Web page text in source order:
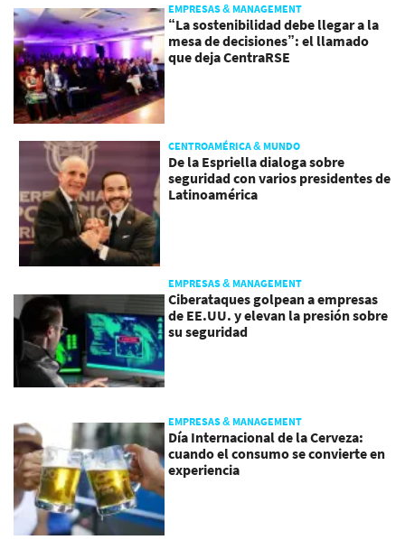
EMPRESAS & MANAGEMENT
“La sostenibilidad debe llegar a la
mesa de decisiones”: el llamado
que deja CentraRSE
CENTROAMÉRICA & MUNDO
De la Espriella dialoga sobre
seguridad con varios presidentes de
Latinoamérica
EMPRESAS & MANAGEMENT
Ciberataques golpean a empresas
de EE.UU. y elevan la presión sobre
su seguridad
EMPRESAS & MANAGEMENT
Día Internacional de la Cerveza:
cuando el consumo se convierte en
experiencia